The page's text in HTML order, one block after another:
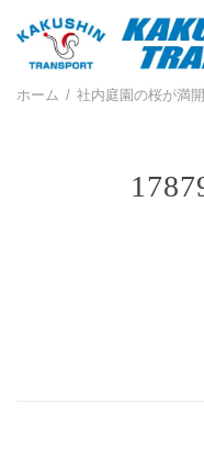
ホーム 社内庭園の桜が満開